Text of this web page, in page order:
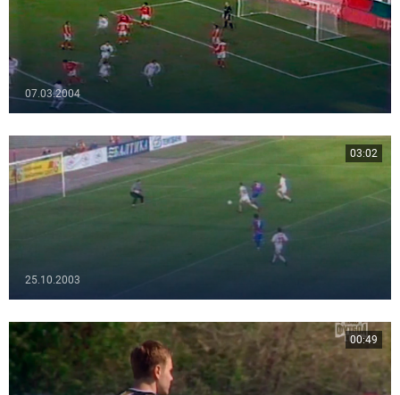
07.03.2004
25.10.2003
03:02
00:49